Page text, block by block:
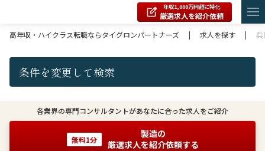
年収1,000万円超に特化
厳選求人を紹介依頼
高年収・ハイクラス転職ならタイグロンパートナーズ
| 求人を探す |
条件を変更して検索
各業界の専門コンサルタントがあなたに合った求人をご紹介
無料1分
製造の
厳選求人を紹介依頼する